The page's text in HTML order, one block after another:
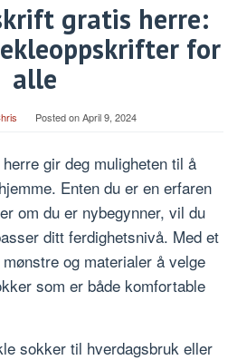
gratis herre:
for
alle
Posted onApril 9, 2024
gir deg muligheten til å
Enten du er en erfaren
om du er nybegynner, vil du
ditt ferdighetsnivå. Med et
og materialer å velge
som er både komfortable
sokker til hverdagsbruk eller